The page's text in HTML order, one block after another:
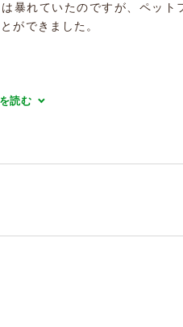
暴れていたのですが、ペット
ができました。
読む